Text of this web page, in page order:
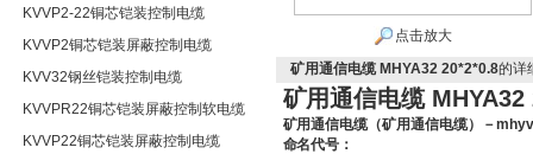
KVVP2-22铜芯铠装控制电缆
KVVP2铜芯铠装屏蔽控制电缆
KVV32钢丝铠装控制电缆
KVVPR22铜芯铠装屏蔽控制软电缆
KVVP22铜芯铠装屏蔽控制电缆
点击放大
矿用通信电缆 MHYA32 20*2*0.8的详
矿用通信电缆
矿用通信电缆（矿用通信电缆）－
命名代号：